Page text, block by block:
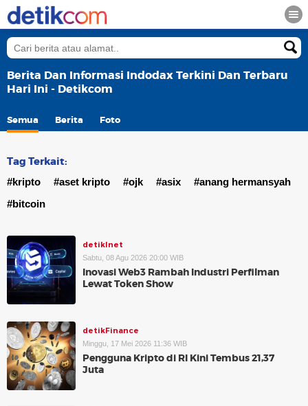
Berita Dan Informasi Indodax Terkini Dan Terbaru
Hari Ini - Detikcom
Semua Berita Foto
Tag Terkait:
#kripto #aset kripto #ojk #asix
#anang hermansyah
#bitcoin
detikInet
Sabtu, 08 Agu 2026 20:00 WIB
Inovasi Web3 Rambah Industri Perfilman
Lewat Token Show
detikFinance
Minggu, 17 Mei 2026 11:36 WIB
Pengguna Kripto di RI Kini Tembus 21,37
Juta